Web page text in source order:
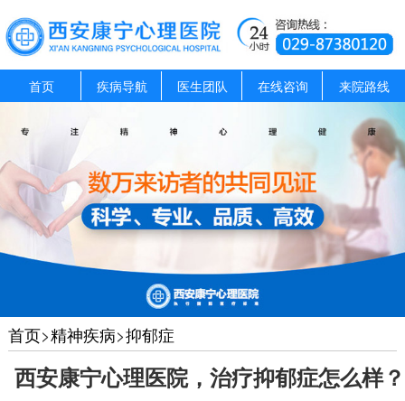
首页 疾病导航 医生团队 在线咨询 来院路线
首页>精神疾病>抑郁症
西安康宁心理医院，治疗抑郁症怎么样？